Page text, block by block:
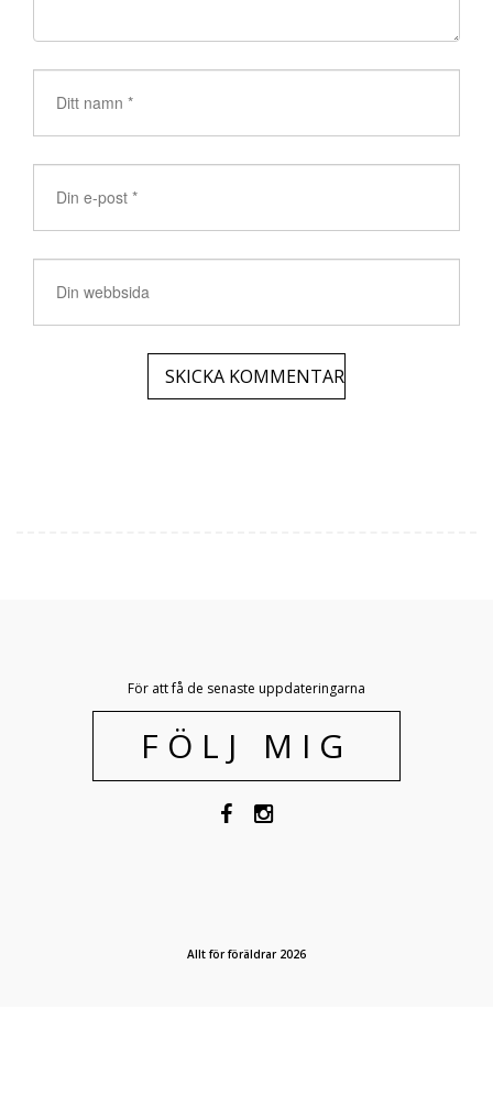
För att få de senaste uppdateringarna
FÖLJ MIG
Allt för föräldrar 2026